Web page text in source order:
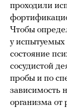
проходили
Чтобы
у испытуемых
состояние
сосудистой
пробы и по
зависимость
организма от